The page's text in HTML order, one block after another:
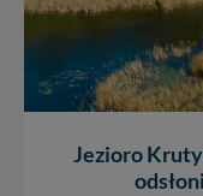
Jezioro